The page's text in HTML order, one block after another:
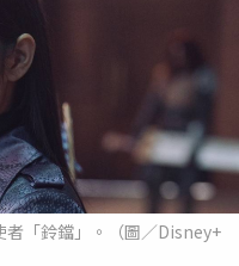
「鈴鐺」。（圖／Disney+